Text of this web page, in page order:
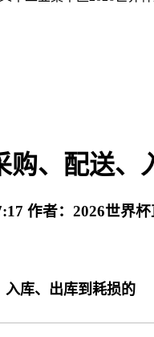
购、配送、
作者： 2026世界
入库、出库到耗损的